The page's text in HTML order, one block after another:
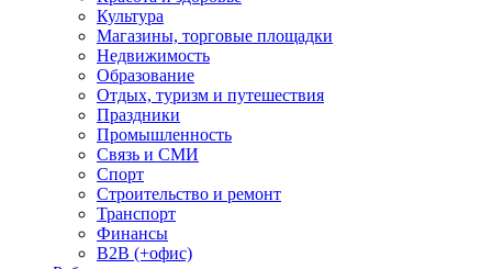
Культура
Магазины, торговые площадки
Недвижимость
Образование
Отдых, туризм и путешествия
Праздники
Промышленность
Связь и СМИ
Спорт
Строительство и ремонт
Транспорт
Финансы
B2B (+офис)